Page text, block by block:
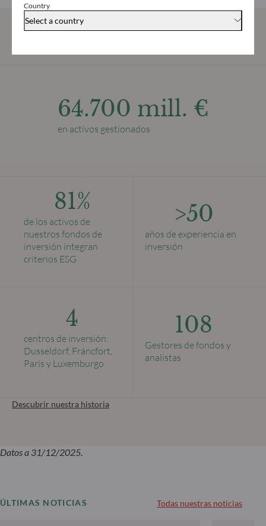
Country
Select a country
64.700 mill. €
en activos gestionados
81%
de los activos de
nuestros fondos de
inversión integran
criterios ESG
>50
años de experiencia en
inversión
4
centros de inversión:
Dusseldorf, Fráncfort,
París y Luxemburgo
108
Gestores de fondos y
analistas
Descubrir nuestra historia
Datos a 31/12/2025.
ÚLTIMAS NOTICIAS Todas nuestras noticias